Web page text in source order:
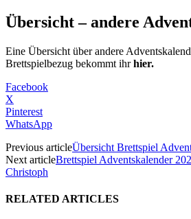
Übersicht – andere
Eine Übersicht über andere
Brettspielbezug bekommt ihrhier.
Facebook
X
Pinterest
WhatsApp
Previous articleÜbersicht Brettspiel
Next articleBrettspiel Adventskalender
Christoph
RELATED ARTICLES